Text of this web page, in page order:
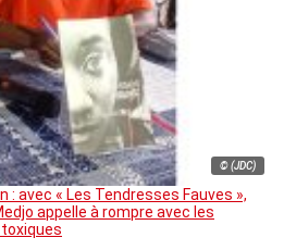
© (JDC)
: avec « Les Tendresses Fauves »,
appelle à rompre avec les